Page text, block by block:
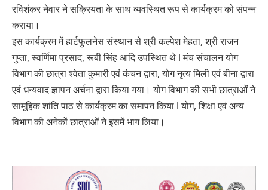
रविशंकर नेवार ने सक्रियता के साथ व्यवस्थित रूप से कार्यक्रम को संपन्न
कराया।
इस कार्यक्रम में हार्टफुलनेस संस्थान से श्री कल्पेश मेहता, श्री राजन
गुप्ता, स्वर्णिमा प्रसाद, रूबी सिंह आदि उपस्थित थे l मंच संचालन योग
विभाग की छात्रा श्वेता कुमारी एवं कंचन द्वारा, योग नृत्य मिली एवं बीना द्वारा
एवं धन्यवाद ज्ञापन अर्चना द्वारा किया गया। योग विभाग की सभी छात्राओं ने
सामूहिक शांति पाठ से कार्यक्रम का समापन किया l योग, शिक्षा एवं अन्य
विभाग की अनेकों छात्राओं ने इसमें भाग लिया।